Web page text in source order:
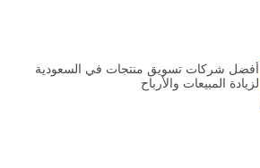
أفضل شركات تسويق منتجات في السعودية
لزيادة المبيعات والأرباح